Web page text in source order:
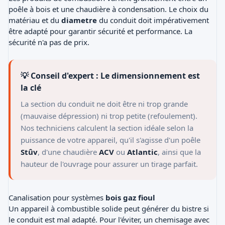
poêle à bois et une chaudière à condensation. Le choix du
matériau et du diametre du conduit doit impérativement
être adapté pour garantir sécurité et performance. La
sécurité n'a pas de prix.
💡 Conseil d'expert : Le dimensionnement est
la clé
La section du conduit ne doit être ni trop grande
(mauvaise dépression) ni trop petite (refoulement).
Nos techniciens calculent la section idéale selon la
puissance de votre appareil, qu'il s'agisse d'un poêle
Stûv, d'une chaudière ACV ou Atlantic, ainsi que la
hauteur de l'ouvrage pour assurer un tirage parfait.
Canalisation pour systèmes bois gaz fioul
Un appareil à combustible solide peut générer du bistre si
le conduit est mal adapté. Pour l'éviter, un chemisage avec